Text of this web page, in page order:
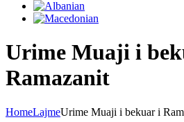
Urime Muaji i
Ramazanit
HomeLajmeUrime Muaji i bekuar i